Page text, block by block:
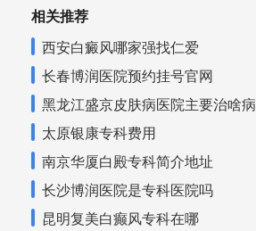
相关推荐
西安白癜风哪家强找仁爱
长春博润医院预约挂号官网
黑龙江盛京皮肤病医院主要治啥病
太原银康专科费用
南京华厦白殿专科简介地址
长沙博润医院是专科医院吗
昆明复美白癫风专科在哪